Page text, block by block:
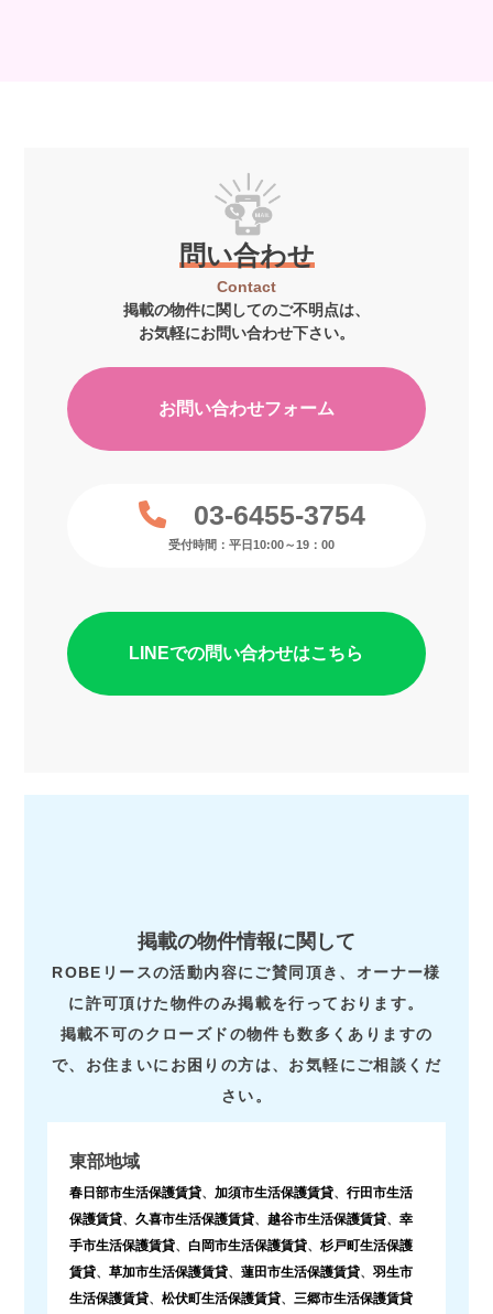
問い合わせ
Contact
掲載の物件に関してのご不明点は、
お気軽にお問い合わせ下さい。
お問い合わせフォーム
03-6455-3754
受付時間：平日10:00～19：00
LINEでの問い合わせはこちら
掲載の物件情報に関して
ROBEリースの活動内容にご賛同頂き、オーナー様
に許可頂けた物件のみ掲載を行っております。
掲載不可のクローズドの物件も数多くありますの
で、お住まいにお困りの方は、お気軽にご相談くだ
さい。
東部地域
春日部市生活保護賃貸、 加須市生活保護賃貸、 行田市生活
保護賃貸、 久喜市生活保護賃貸、 越谷市生活保護賃貸、 幸
手市生活保護賃貸、 白岡市生活保護賃貸、 杉戸町生活保護
賃貸、 草加市生活保護賃貸、 蓮田市生活保護賃貸、 羽生市
生活保護賃貸、 松伏町生活保護賃貸、 三郷市生活保護賃貸